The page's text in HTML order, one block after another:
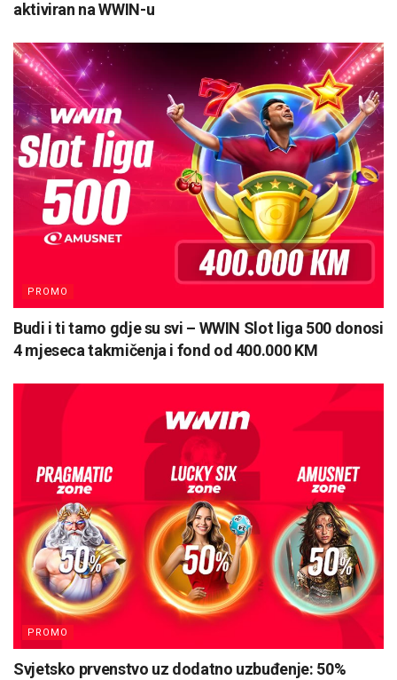
aktiviran na WWIN-u
PROMO
Budi i ti tamo gdje su svi – WWIN Slot liga 500 donosi
4 mjeseca takmičenja i fond od 400.000 KM
PROMO
Svjetsko prvenstvo uz dodatno uzbuđenje: 50%